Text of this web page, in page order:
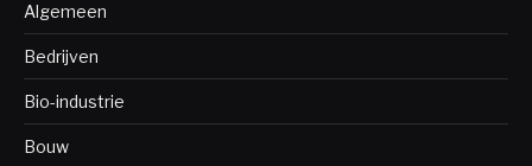
Algemeen
Bedrijven
Bio-industrie
Bouw